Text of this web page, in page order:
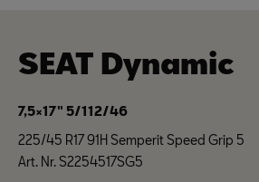
SEAT Dynamic
7,5×17" 5/112/46
225/45 R17 91H Semperit Speed Grip 5
Art. Nr. S2254517SG5